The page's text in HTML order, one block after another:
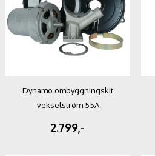
Dynamo ombyggningskit
vekselstrøm 55A
2.799,-